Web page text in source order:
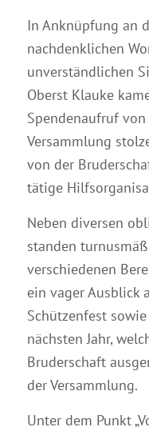
In Anknüpfung an
nachdenklichen
unverständlichen
Oberst Klauke
Spendenaufruf
Versammlung
von der
tätige
Neben diversen
standen
verschiedenen
ein vager Ausblick
Schützenfest
nächsten Jahr,
Bruderschaft
der Versammlung.
Unter dem Punkt